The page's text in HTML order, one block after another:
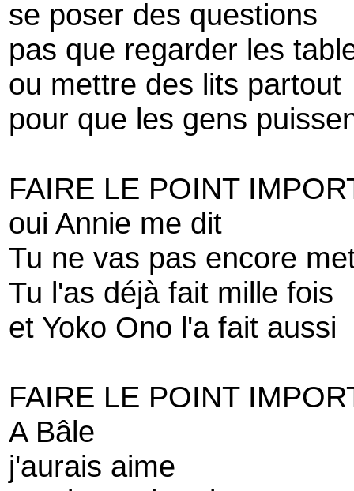
se poser des questions
pas que regarder les
ou mettre des lits partout
pour que les gens
FAIRE LE POINT
oui Annie me dit
Tu ne vas pas encore
Tu l'as déjà fait mille fois
et Yoko Ono l'a fait aussi
FAIRE LE POINT
A Bâle
j'aurais aime